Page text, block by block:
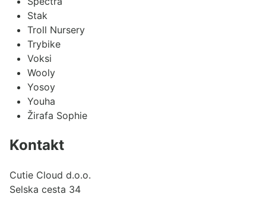
Stak
Troll Nursery
Trybike
Voksi
Wooly
Yosoy
Youha
Žirafa Sophie
Kontakt
Cutie Cloud d.o.o.
Selska cesta 34